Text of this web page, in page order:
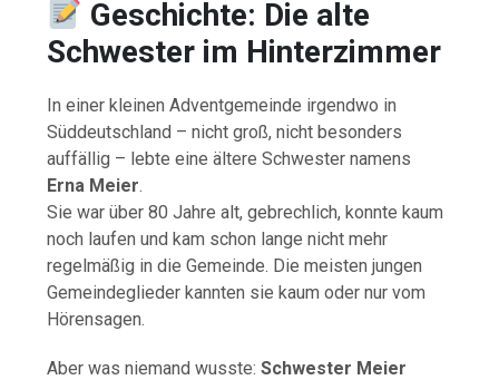
Geschichte: Die alte
Schwester im Hinterzimmer
In einer kleinen Adventgemeinde irgendwo in
Süddeutschland – nicht groß, nicht besonders
auffällig – lebte eine ältere Schwester namens
Erna Meier.
Sie war über 80 Jahre alt, gebrechlich, konnte kaum
noch laufen und kam schon lange nicht mehr
regelmäßig in die Gemeinde. Die meisten jungen
Gemeindeglieder kannten sie kaum oder nur vom
Hörensagen.
Aber was niemand wusste:Schwester Meier